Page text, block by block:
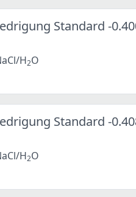
Standard -
H2O
Standard -
H2O